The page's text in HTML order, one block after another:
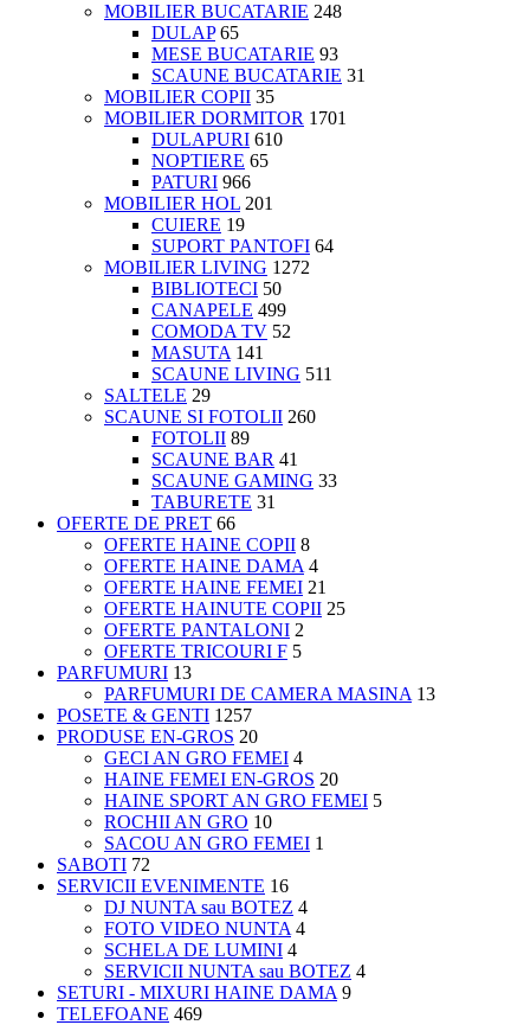
MOBILIER BUCATARIE 248
DULAP 65
MESE BUCATARIE 93
SCAUNE BUCATARIE 31
MOBILIER COPII 35
MOBILIER DORMITOR 1701
DULAPURI 610
NOPTIERE 65
PATURI 966
MOBILIER HOL 201
CUIERE 19
SUPORT PANTOFI 64
MOBILIER LIVING 1272
BIBLIOTECI 50
CANAPELE 499
COMODA TV 52
MASUTA 141
SCAUNE LIVING 511
SALTELE 29
SCAUNE SI FOTOLII 260
FOTOLII 89
SCAUNE BAR 41
SCAUNE GAMING 33
TABURETE 31
OFERTE DE PRET 66
OFERTE HAINE COPII 8
OFERTE HAINE DAMA 4
OFERTE HAINE FEMEI 21
OFERTE HAINUTE COPII 25
OFERTE PANTALONI 2
OFERTE TRICOURI F 5
PARFUMURI 13
PARFUMURI DE CAMERA MASINA 13
POSETE & GENTI 1257
PRODUSE EN-GROS 20
GECI AN GRO FEMEI 4
HAINE FEMEI EN-GROS 20
HAINE SPORT AN GRO FEMEI 5
ROCHII AN GRO 10
SACOU AN GRO FEMEI 1
SABOTI 72
SERVICII EVENIMENTE 16
DJ NUNTA sau BOTEZ 4
FOTO VIDEO NUNTA 4
SCHELA DE LUMINI 4
SERVICII NUNTA sau BOTEZ 4
SETURI - MIXURI HAINE DAMA 9
TELEFOANE 469